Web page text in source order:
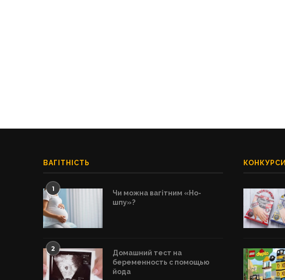
ВАГІТНІСТЬ
1
Чи можна вагітним «Но-
шпу»?
2
Домашний тест на
беременность с помощью
йода
КОНКУРСИ